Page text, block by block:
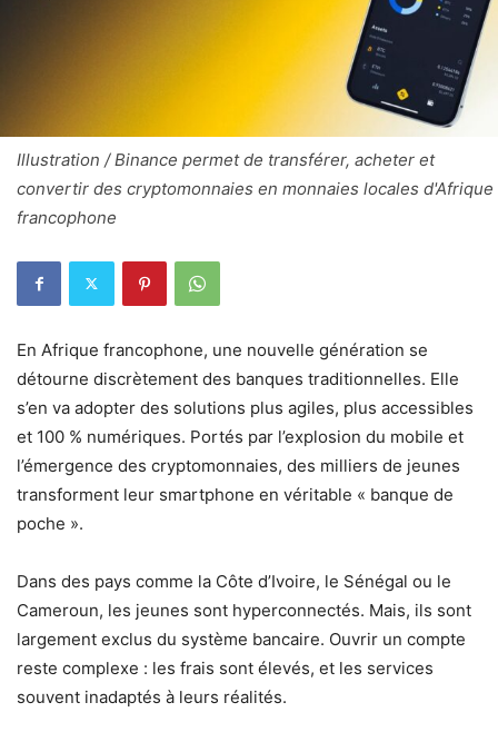
Illustration / Binance permet de transférer, acheter et
convertir des cryptomonnaies en monnaies locales d'Afrique
francophone
En Afrique francophone, une nouvelle génération se
détourne discrètement des banques traditionnelles. Elle
s’en va adopter des solutions plus agiles, plus accessibles
et 100 % numériques. Portés par l’explosion du mobile et
l’émergence des cryptomonnaies, des milliers de jeunes
transforment leur smartphone en véritable « banque de
poche ».
Dans des pays comme la Côte d’Ivoire, le Sénégal ou le
Cameroun, les jeunes sont hyperconnectés. Mais, ils sont
largement exclus du système bancaire. Ouvrir un compte
reste complexe : les frais sont élevés, et les services
souvent inadaptés à leurs réalités.